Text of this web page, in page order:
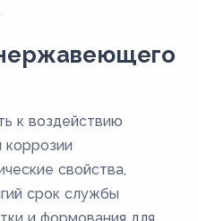
к воздействию
свойства,
срок службы